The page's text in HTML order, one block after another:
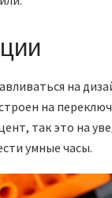
на
на
так это на
умные часы.